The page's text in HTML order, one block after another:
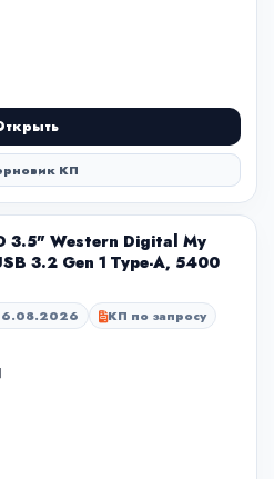
КП
3.5" Western Digital My
3.2 Gen 1 Type-A, 5400
КП по запросу